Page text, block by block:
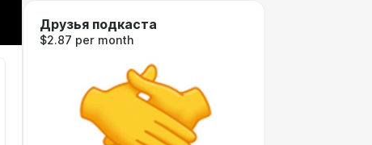
Друзья подкаста
$2.87 per month